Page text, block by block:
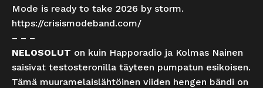
Mode is ready to take 2026 by storm.
https://crisismodeband.com/
– – –
NELOSOLUT on kuin Happoradio ja Kolmas Nainen
saisivat testosteronilla täyteen pumpatun esikoisen.
Tämä muuramelaislähtöinen viiden hengen bändi on